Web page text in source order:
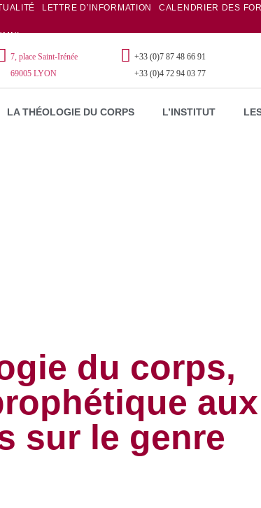
LETTRE D’INFORMATION CALENDRIER DES
7, place Saint-Irénée
69005 LYON
+33 (0)7 87 48 66 91
+33 (0)4 72 94 03 77
LA THÉOLOGIE DU CORPS L’INSTITUT
du corps,
aux
sur le genre